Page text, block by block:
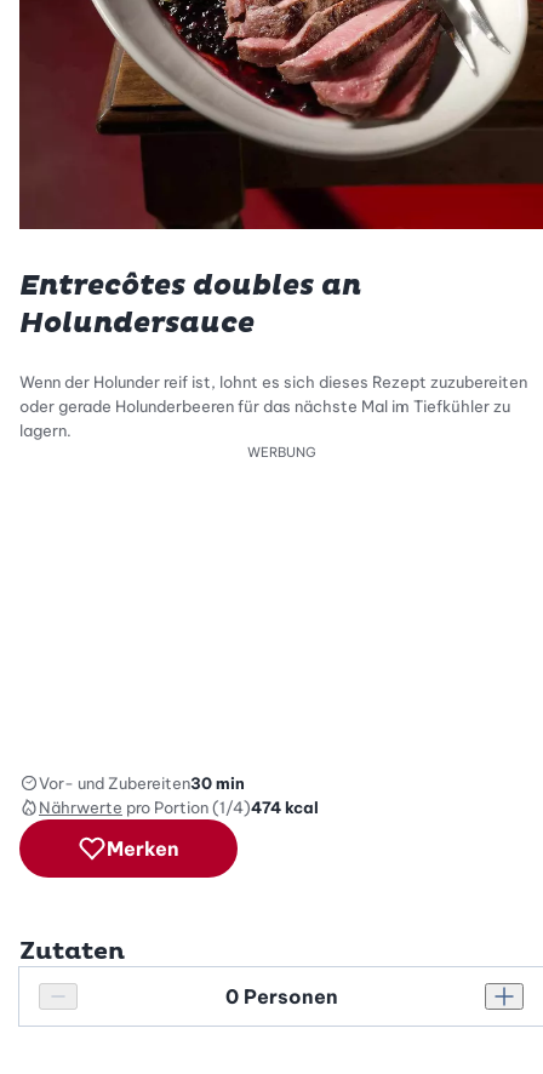
Entrecôtes doubles an
Holundersauce
Wenn der Holunder reif ist, lohnt es sich dieses Rezept zuzubereiten
oder gerade Holunderbeeren für das nächste Mal im Tiefkühler zu
lagern.
WERBUNG
Vor- und Zubereiten30 min
Nährwerte pro Portion (1/4)474kcal
Merken
Zutaten
Personenanzahl verringern
Personenanzahl